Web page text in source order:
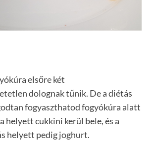
elsőre két
dolognak tűnik. De a diétás
fogyaszthatod fogyókúra alatt
helyett cukkini kerül bele, és a
helyett pedig joghurt.